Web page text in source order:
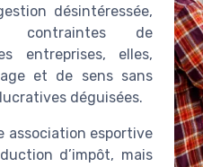
désintéressée,
contraintes de
entreprises, elles,
et de sens sans
déguisées.
association esportive
d’impôt, mais